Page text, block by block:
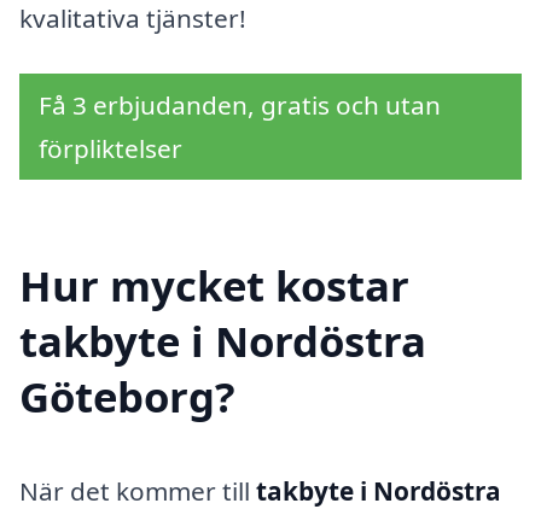
kvalitativa tjänster!
Få 3 erbjudanden, gratis och utan
förpliktelser
Hur mycket kostar
takbyte i Nordöstra
Göteborg?
När det kommer till takbyte i Nordöstra